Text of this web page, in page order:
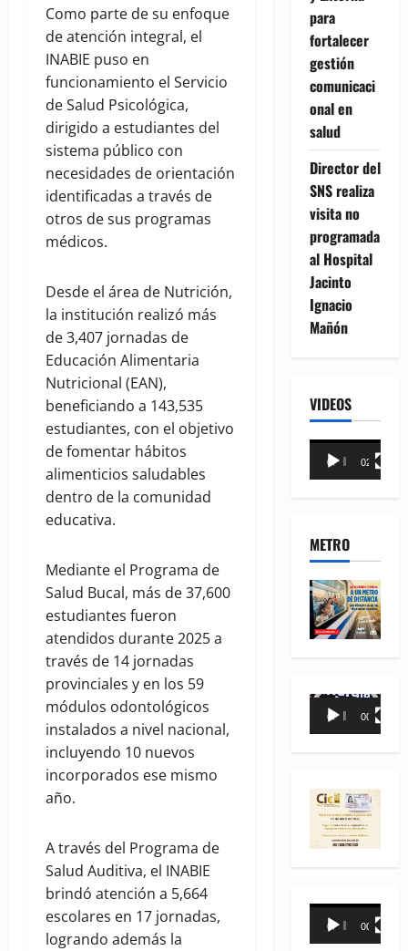
Como parte de su enfoque
de atención integral, el
INABIE puso en
funcionamiento el Servicio
de Salud Psicológica,
dirigido a estudiantes del
sistema público con
necesidades de orientación
identificadas a través de
otros de sus programas
médicos.
Desde el área de Nutrición,
la institución realizó más
de 3,407 jornadas de
Educación Alimentaria
Nutricional (EAN),
beneficiando a 143,535
estudiantes, con el objetivo
de fomentar hábitos
alimenticios saludables
dentro de la comunidad
educativa.
Mediante el Programa de
Salud Bucal, más de 37,600
estudiantes fueron
atendidos durante 2025 a
través de 14 jornadas
provinciales y en los 59
módulos odontológicos
instalados a nivel nacional,
incluyendo 10 nuevos
incorporados ese mismo
año.
A través del Programa de
Salud Auditiva, el INABIE
brindó atención a 5,664
escolares en 17 jornadas,
logrando además la
para
fortalecer
gestión
comunicaci
onal en
salud
Director del
SNS realiza
visita no
programada
al Hospital
Jacinto
Ignacio
Mañón
VIDEOS
Reproductor
00:00 02:18
METRO
Reproductor
00:00 00:35
Reproductor
00:00 00:31